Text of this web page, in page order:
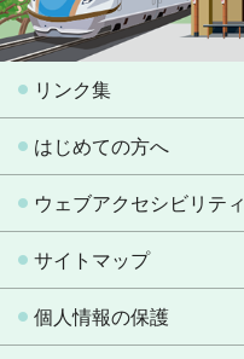
リンク集
はじめての方へ
ウェブアクセシビリティ
サイトマップ
個人情報の保護